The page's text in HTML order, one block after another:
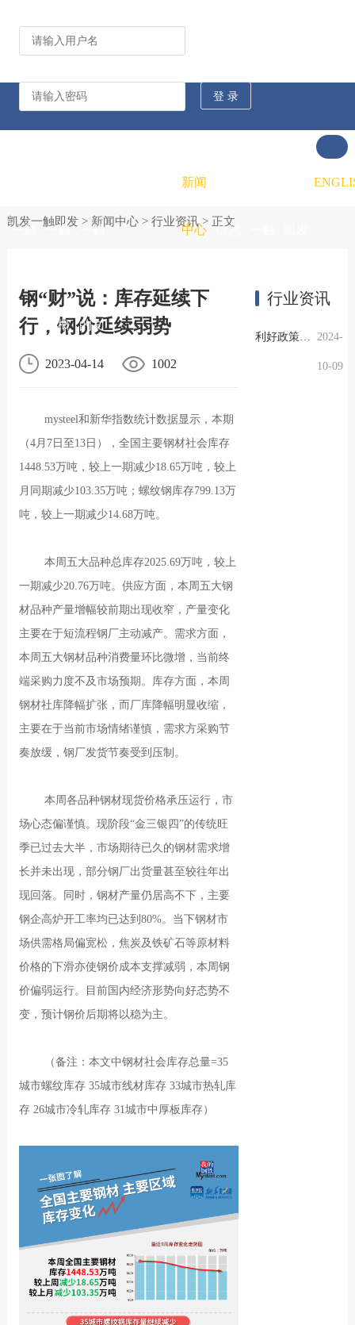
一触 一触
的概
况
一触
的文
化
新闻
中心 信息
凯发一触即发> 新闻中心> 行业资讯> 正文
钢“财”说：库存延续下
行，钢价延续弱势
2023-04-14 1002
mysteel和新华指数统计数据显示，本期
（4月7日至13日），全国主要钢材社会库存
1448.53万吨，较上一期减少18.65万吨，较上
月同期减少103.35万吨；螺纹钢库存799.13万
吨，较上一期减少14.68万吨。
本周五大品种总库存2025.69万吨，较上
一期减少20.76万吨。供应方面，本周五大钢
材品种产量增幅较前期出现收窄，产量变化
主要在于短流程钢厂主动减产。需求方面，
本周五大钢材品种消费量环比微增，当前终
端采购力度不及市场预期。库存方面，本周
钢材社库降幅扩张，而厂库降幅明显收缩，
主要在于当前市场情绪谨慎，需求方采购节
奏放缓，钢厂发货节奏受到压制。
本周各品种钢材现货价格承压运行，市
场心态偏谨慎。现阶段“金三银四”的传统旺
季已过去大半，市场期待已久的钢材需求增
长并未出现，部分钢厂出货量甚至较往年出
现回落。同时，钢材产量仍居高不下，主要
钢企高炉开工率均已达到80%。当下钢材市
场供需格局偏宽松，焦炭及铁矿石等原材料
价格的下滑亦使钢价成本支撑减弱，本周钢
价偏弱运行。目前国内经济形势向好态势不
变，预计钢价后期将以稳为主。
（备注：本文中钢材社会库存总量=35
城市螺纹库存 35城市线材库存 33城市热轧库
存 26城市冷轧库存 31城市中厚板库存）
行业资讯
利好政策提振钢市信心，四季度行业需求或小幅上升 2024-
10-09